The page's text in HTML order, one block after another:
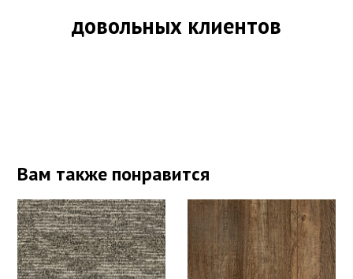
довольных клиентов
Вам также понравится